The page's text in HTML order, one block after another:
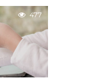
477